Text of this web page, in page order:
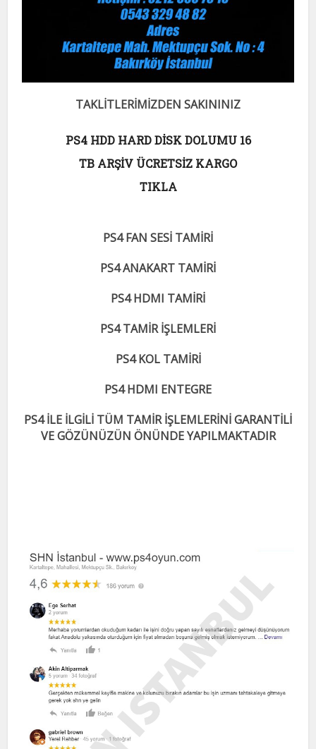
TAKLİTLERİMİZDEN SAKININIZ
PS4 HDD HARD DİSK DOLUMU 16
TB ARŞİV ÜCRETSİZ KARGO
TIKLA
PS4 FAN SESİ TAMİRİ
PS4 ANAKART TAMİRİ
PS4 HDMI TAMİRİ
PS4 TAMİR İŞLEMLERİ
PS4 KOL TAMİRİ
PS4 HDMI ENTEGRE
PS4 İLE İLGİLİ TÜM TAMİR İŞLEMLERİNİ GARANTİLİ
VE GÖZÜNÜZÜN ÖNÜNDE YAPILMAKTADIR